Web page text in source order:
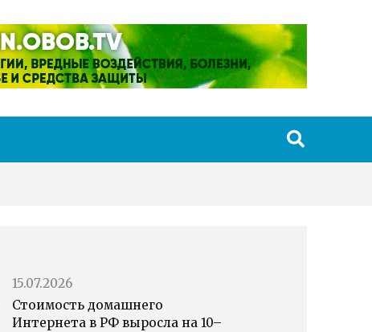
15.07.2026
Стоимость домашнего
Интернета в РФ выросла на 10–